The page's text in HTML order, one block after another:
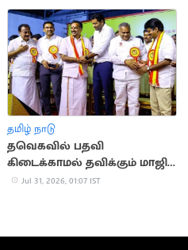
தமிழ் நாடு
தவெகவில் பதவி
கிடைக்காமல் தவிக்கும் மாஜி
அமைச்சர்கள்
Jul 31, 2026, 01:07 IST